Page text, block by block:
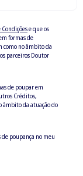
Condiçõese que os
formas de
parceiros Doutor
de poupar em
Créditos,
âmbito da atuação do